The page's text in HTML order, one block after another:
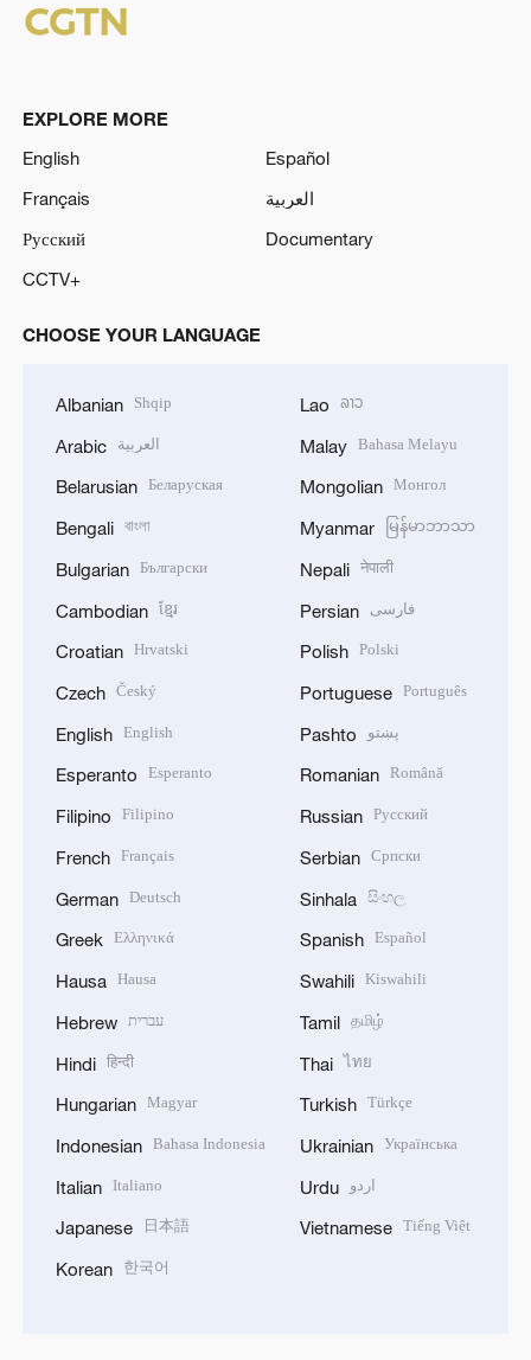
EXPLORE MORE
English
Español
Français
العربية
Русский
Documentary
CCTV+
CHOOSE YOUR LANGUAGE
Albanian Shqip
Arabic العربية
Belarusian Беларуская
Bengali বাংলা
Bulgarian Български
Cambodian ខ្មែរ
Croatian Hrvatski
Czech Český
English English
Esperanto Esperanto
Filipino Filipino
French Français
German Deutsch
Greek Ελληνικά
Hausa Hausa
Hebrew עברית
Hindi हिन्दी
Hungarian Magyar
Indonesian Bahasa Indonesia
Italian Italiano
Japanese 日本語
Korean 한국어
Lao ລາວ
Malay Bahasa Melayu
Mongolian Монгол
Myanmar မြန်မာဘာသာ
Nepali नेपाली
Persian فارسی
Polish Polski
Portuguese Português
Pashto پښتو
Romanian Română
Russian Русский
Serbian Српски
Sinhala සිංහල
Spanish Español
Swahili Kiswahili
Tamil தமிழ்
Thai ไทย
Turkish Türkçe
Ukrainian Українська
Urdu اردو
Vietnamese Tiếng Việt